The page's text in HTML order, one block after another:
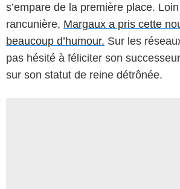
s’empare de la première place. Loin
rancunière, Margaux a pris cette
beaucoup d’humour. Sur les
pas hésité à féliciter son
sur son statut de reine détrônée.